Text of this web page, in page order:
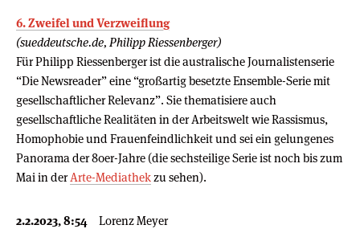
6. Zweifel und Verzweiflung
(sueddeutsche.de, Philipp Riessenberger)
Für Philipp Riessenberger ist die australische Journalistenserie
“Die Newsreader” eine “großartig besetzte Ensemble-Serie mit
gesellschaftlicher Relevanz”. Sie thematisiere auch
gesellschaftliche Realitäten in der Arbeitswelt wie Rassismus,
Homophobie und Frauenfeindlichkeit und sei ein gelungenes
Panorama der 80er-Jahre (die sechsteilige Serie ist noch bis zum
Mai in derArte-Mediathek zu sehen).
2.2.2023, 8:54 Lorenz Meyer